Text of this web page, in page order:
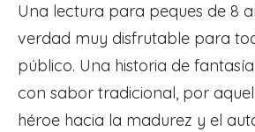
Una lectura para peques de 8
verdad muy disfrutable para
público. Una historia de
con sabor tradicional, por
héroe hacia la madurez y el